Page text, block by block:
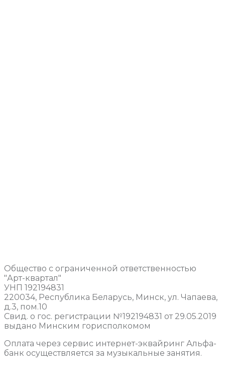
Общество с ограниченной ответственностью
"Арт-квартал"
УНП 192194831
220034, Республика Беларусь, Минск, ул. Чапаева,
д.3, пом.10
Свид. о гос. регистрации №192194831 от 29.05.2019
выдано Минским горисполкомом
Оплата через сервис интернет-эквайринг Альфа-
банк осуществляется за музыкальные занятия.